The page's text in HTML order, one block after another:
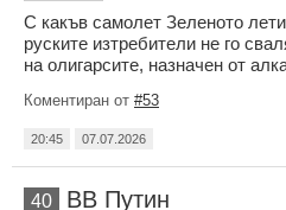
С какъв самолет Зеленото
руските изтребители не го
на олигарсите, назначен от
Коментиран от #53
20:45 07.07.2026
40 ВВ Путин